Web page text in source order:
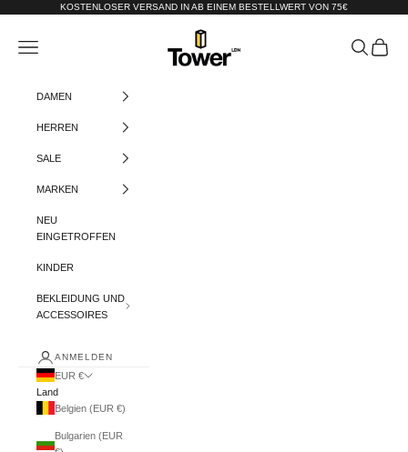
Zum Inhalt springenKOSTENLOSER VERSAND IN AB EINEM BESTELLWERT VON 75€
Tower-London.De
Menü Suchen
DAMEN
HERREN
SALE
MARKEN
NEU
EINGETROFFEN
KINDER
BEKLEIDUNG UND
ACCESSOIRES
ANMELDEN
EUR €
Land
Belgien (EUR €)
Bulgarien (EUR